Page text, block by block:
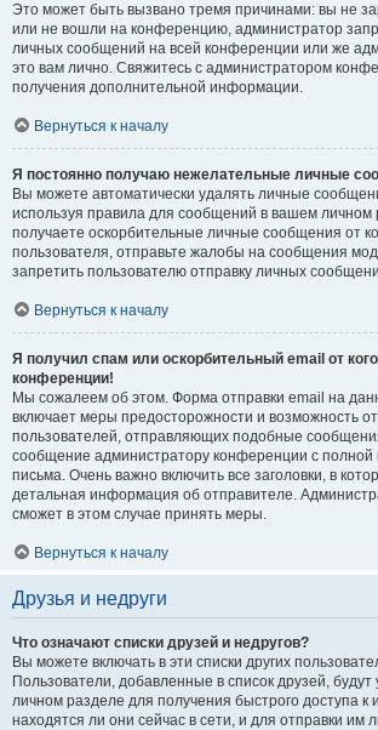
Это может быть вызвано тремя причинами: вы не
или не вошли на конференцию, администратор
личных сообщений на всей конференции или же
это вам лично. Свяжитесь с администратором
получения дополнительной информации.
Вернуться к началу
Я постоянно получаю нежелательные личные
Вы можете автоматически удалять личные
используя правила для сообщений в вашем личном
получаете оскорбительные личные сообщения от
пользователя, отправьте жалобы на сообщения
запретить пользователю отправку личных
Вернуться к началу
Я получил спам или оскорбительный email от
конференции!
Мы сожалеем об этом. Форма отправки email на
включает меры предосторожности и возможность
пользователей, отправляющих подобные
сообщение администратору конференции с полной
письма. Очень важно включить все заголовки, в
детальная информация об отправителе.
сможет в этом случае принять меры.
Вернуться к началу
Друзья и недруги
Что означают списки друзей и недругов?
Вы можете включать в эти списки других
Пользователи, добавленные в список друзей,
личном разделе для получения быстрого доступа
находятся ли они сейчас в сети, и для отправки им